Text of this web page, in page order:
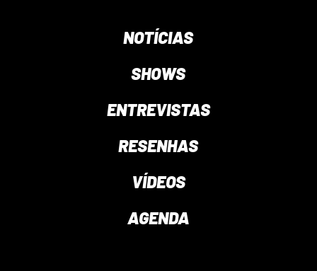
NOTÍCIAS
SHOWS
ENTREVISTAS
RESENHAS
VÍDEOS
AGENDA